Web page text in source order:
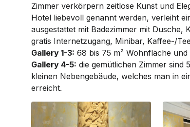
Zimmer verkörpern zeitlose Kunst und
Hotel liebevoll genannt werden, verleiht
ausgestattet mit Badezimmer mit Dusche,
gratis Internet­zu­­gang, Minibar, Kaffee-/
Gallery 1-3: 68 bis 75 m² Wohnfläche
Gallery 4-5: die gemütlichen Zimmer sind
kleinen Nebengebäude, welches man in
erreicht.